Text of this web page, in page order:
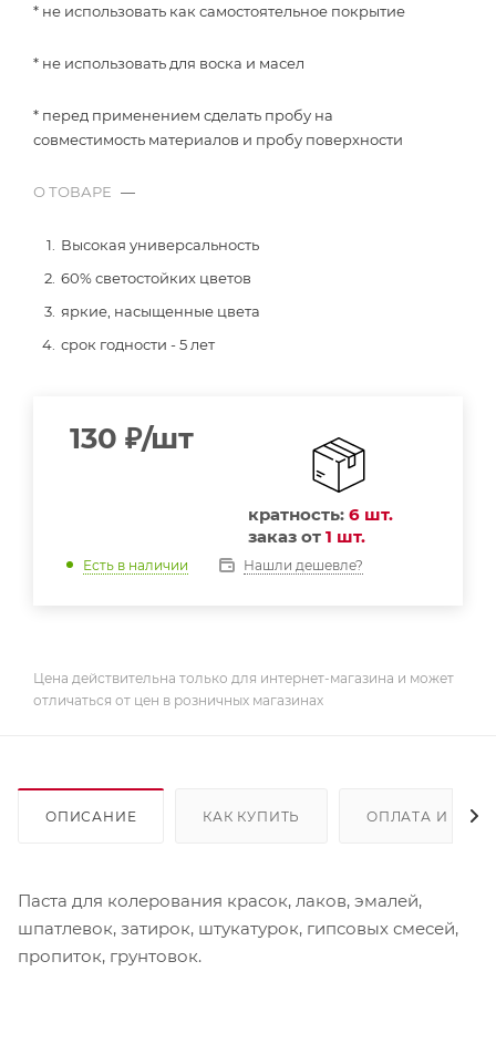
* не использовать как самостоятельное покрытие
* не использовать для воска и масел
* перед применением сделать пробу на
совместимость материалов и пробу поверхности
О ТОВАРЕ —
Высокая универсальность
60% светостойких цветов
яркие, насыщенные цвета
срок годности - 5 лет
130 ₽/шт
кратность: 6 шт.
заказ от 1 шт.
Есть в наличии Нашли дешевле?
Цена действительна только для интернет-магазина и может
отличаться от цен в розничных магазинах
ОПИСАНИЕ КАК КУПИТЬ ОПЛАТА И
Паста для колерования красок, лаков, эмалей,
шпатлевок, затирок, штукатурок, гипсовых смесей,
пропиток, грунтовок.